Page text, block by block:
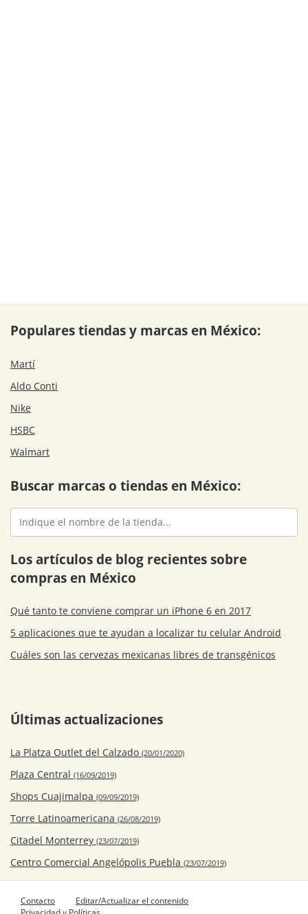
Populares tiendas y marcas en México:
Martí
Aldo Conti
Nike
HSBC
Walmart
Buscar marcas o tiendas en México:
Los artículos de blog recientes sobre
compras en México
Qué tanto te conviene comprar un iPhone 6 en 2017
5 aplicaciones que te ayudan a localizar tu celular Android
Cuáles son las cervezas mexicanas libres de transgénicos
Últimas actualizaciones
La Platza Outlet del Calzado (20/01/2020)
Plaza Central (16/09/2019)
Shops Cuajimalpa (09/09/2019)
Torre Latinoamericana (26/08/2019)
Citadel Monterrey (23/07/2019)
Centro Comercial Angelópolis Puebla (23/07/2019)
Contacto
Editar/Actualizar el contenido